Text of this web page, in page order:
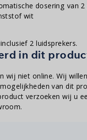
dosering van 2
wit
2 luidsprekers.
in dit
wij niet online. Wij
van dit
verzoeken wij u